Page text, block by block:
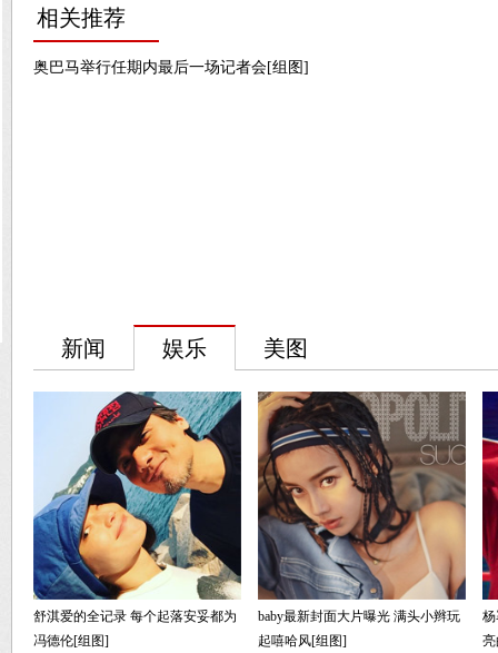
相关推荐
奥巴马举行任期内最后一场记者会[组图]